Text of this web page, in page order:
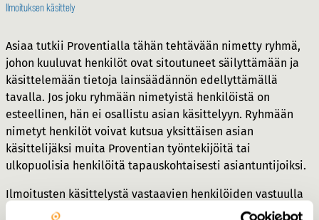
Ilmoituksen käsittely
Asiaa tutkii Proventialla tähän tehtävään nimetty ryhmä,
johon kuuluvat henkilöt ovat sitoutuneet säilyttämään ja
käsittelemään tietoja lainsäädännön edellyttämällä
tavalla. Jos joku ryhmään nimetyistä henkilöistä on
esteellinen, hän ei osallistu asian käsittelyyn. Ryhmään
nimetyt henkilöt voivat kutsua yksittäisen asian
käsittelijäksi muita Proventian työntekijöitä tai
ulkopuolisia henkilöitä tapauskohtaisesti asiantuntijoiksi.
Ilmoitusten käsittelystä vastaavien henkilöiden vastuulla
on ilmoituksen esikäsittely ja tilannearviointi, jolloin